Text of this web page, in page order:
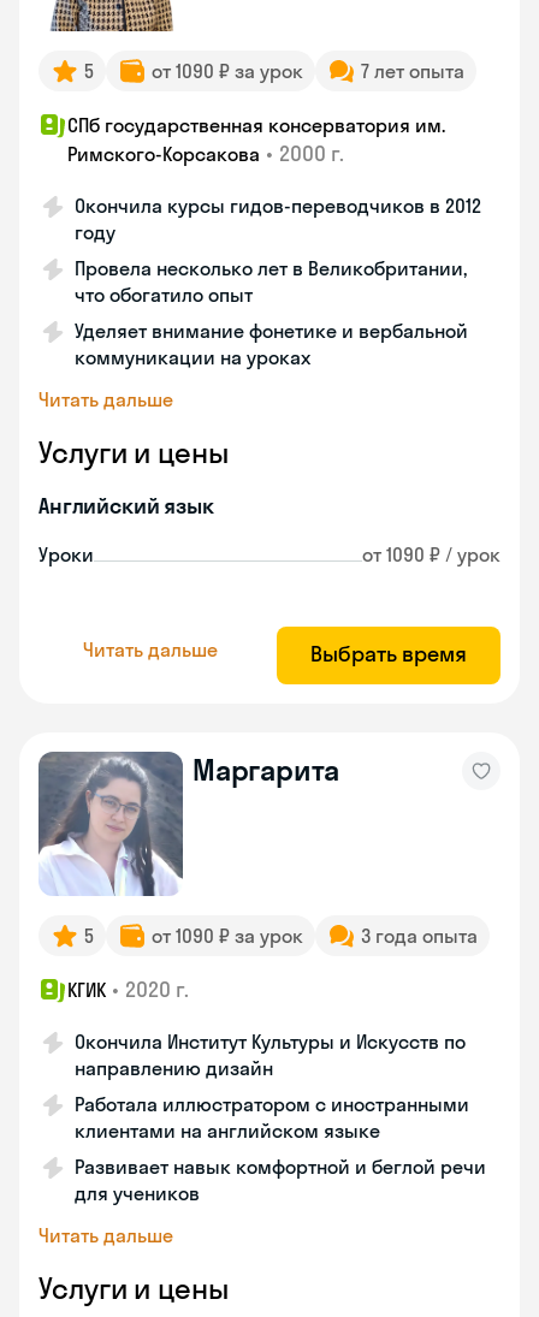
5 от 1090 ₽ за урок 7 лет опыта
СПб государственная консерватория им.
Римского-Корсакова • 2000 г.
Окончила курсы гидов-переводчиков в 2012
году
Провела несколько лет в Великобритании,
что обогатило опыт
Уделяет внимание фонетике и вербальной
коммуникации на уроках
Читать дальше
Услуги и цены
Английский язык
Уроки от 1090 ₽ / урок
Читать дальше Выбрать время
Маргарита
5 от 1090 ₽ за урок 3 года опыта
КГИК • 2020 г.
Окончила Институт Культуры и Искусств по
направлению дизайн
Работала иллюстратором с иностранными
клиентами на английском языке
Развивает навык комфортной и беглой речи
для учеников
Читать дальше
Услуги и цены